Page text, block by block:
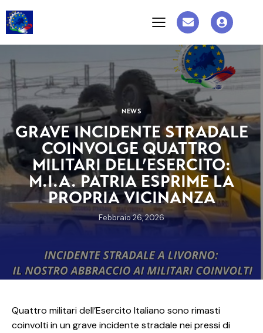
NEWS
GRAVE INCIDENTE STRADALE
COINVOLGE QUATTRO
MILITARI DELL’ESERCITO:
M.I.A. PATRIA ESPRIME LA
PROPRIA VICINANZA
Febbraio 26, 2026
Quattro militari dell’Esercito Italiano sono rimasti
coinvolti in un grave incidente stradale nei pressi di